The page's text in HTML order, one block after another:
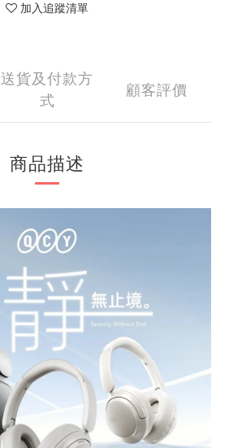
加入追蹤清單
送貨及付款方
式
顧客評價
商品描述